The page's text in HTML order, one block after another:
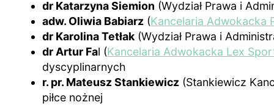
dr Katarzyna Siemion (Wydział Prawa i
adw. Oliwia Babiarz (Kancelaria Adwokacka
dr Karolina Tetłak (Wydział Prawa i
dr Artur Fal (Kancelaria Adwokacka Lex
dyscyplinarnych
r. pr. Mateusz Stankiewicz (Stankiewicz
piłce nożnej